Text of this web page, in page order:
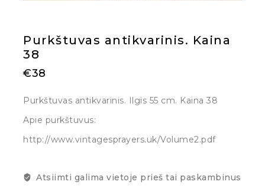
Purkštuvas antikvarinis. Kaina
38
€38
Purkštuvas antikvarinis. Ilgis 55 cm. Kaina 38
Apie purkštuvus:
http://www.vintagesprayers.uk/Volume2.pdf
Atsiimti galima vietoje prieš tai paskambinus